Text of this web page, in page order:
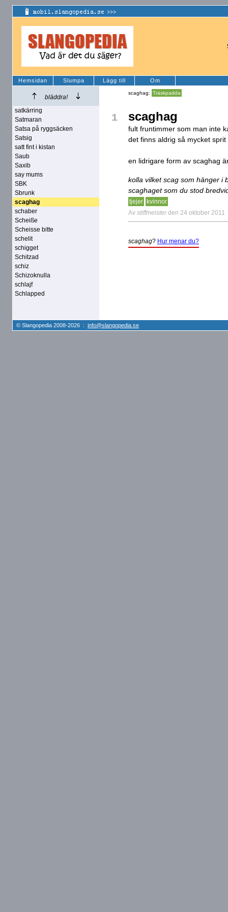
Hemsidan Slumpa Lägg till Om
bläddra!
satkärring
Satmaran
Satsa på ryggsäcken
Satsig
satt fint i kistan
Saub
Saxib
say mums
SBK
Sbrunk
scaghag
schaber
Scheiße
Scheisse bitte
schelit
schigget
Schitzad
schiz
Schizoknulla
schlajf
Schlapped
scaghag: Träskpadda
1 scaghag
fult fruntimmer som man inte
det finns aldrig så mycket
en lidrigare form av scaghag
kolla vilket scag som hänger i
scaghaget som du stod
tjejer
kvinnor
Av stiffmeister den 24 oktober 2011
scaghag? Hur menar du?
© Slangopedia 2008-2026 : info@slangopedia.se